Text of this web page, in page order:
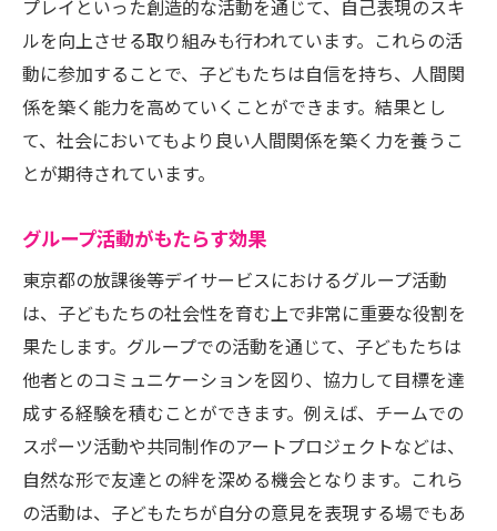
プレイといった創造的な活動を通じて、自己表現のスキ
ルを向上させる取り組みも行われています。これらの活
動に参加することで、子どもたちは自信を持ち、人間関
係を築く能力を高めていくことができます。結果とし
て、社会においてもより良い人間関係を築く力を養うこ
とが期待されています。
グループ活動がもたらす効果
東京都の放課後等デイサービスにおけるグループ活動
は、子どもたちの社会性を育む上で非常に重要な役割を
果たします。グループでの活動を通じて、子どもたちは
他者とのコミュニケーションを図り、協力して目標を達
成する経験を積むことができます。例えば、チームでの
スポーツ活動や共同制作のアートプロジェクトなどは、
自然な形で友達との絆を深める機会となります。これら
の活動は、子どもたちが自分の意見を表現する場でもあ